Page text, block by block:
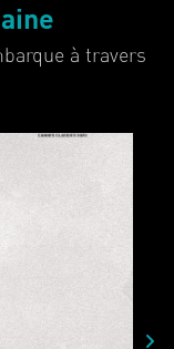
à travers